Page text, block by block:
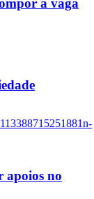
a vaga
apoios no